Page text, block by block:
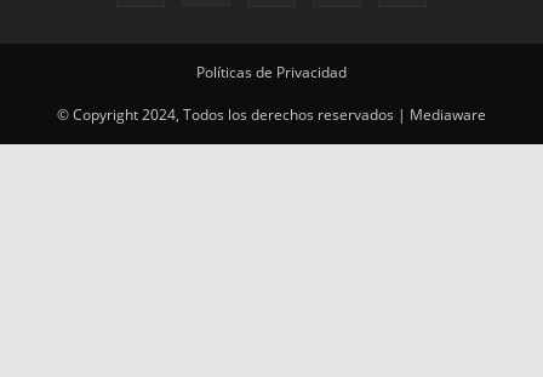
Políticas de Privacidad
© Copyright 2024, Todos los derechos reservados | Mediaware